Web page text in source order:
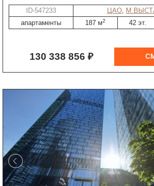
ID-547233 ЦАО,
апартаменты
187 м2 42 эт.
130 338 856 ₽